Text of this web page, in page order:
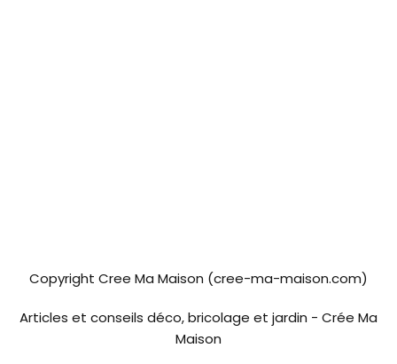
Copyright Cree Ma Maison (cree-ma-maison.com)
Articles et conseils déco, bricolage et jardin - Crée Ma
Maison